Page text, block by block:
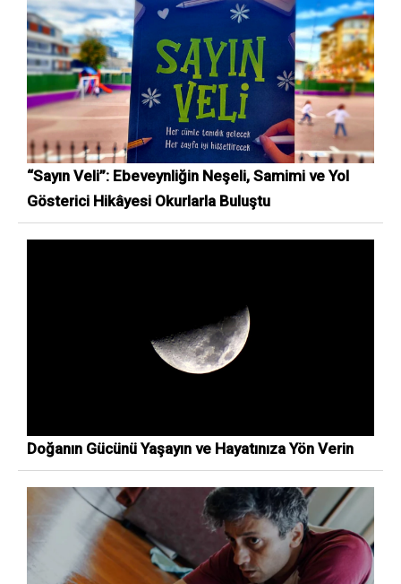
“Sayın Veli”: Ebeveynliğin Neşeli, Samimi ve Yol
Gösterici Hikâyesi Okurlarla Buluştu
Doğanın Gücünü Yaşayın ve Hayatınıza Yön Verin